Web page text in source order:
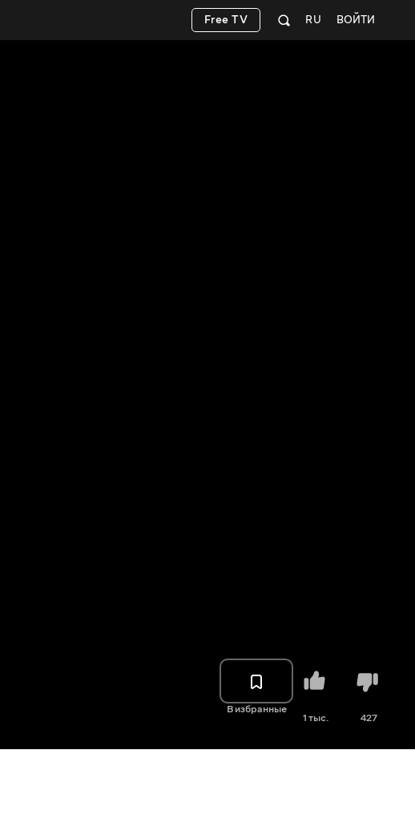
ВОЙТИ
RU
Free TV
В избранные
1 тыс. 427